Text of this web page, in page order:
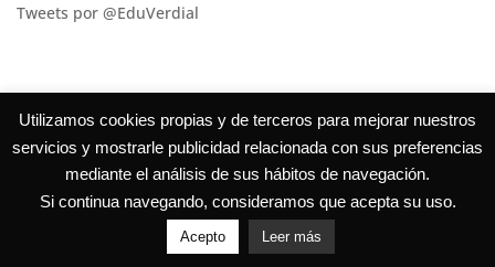
Tweets por @EduVerdial
Utilizamos cookies propias y de terceros para mejorar nuestros
servicios y mostrarle publicidad relacionada con sus preferencias
mediante el análisis de sus hábitos de navegación.
Si continua navegando, consideramos que acepta su uso.
Acepto Leer más